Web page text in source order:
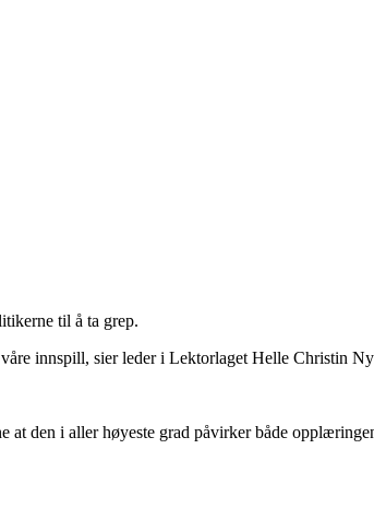
til å ta grep.
innspill, sier leder i Lektorlaget Helle Christin
at den i aller høyeste grad påvirker både